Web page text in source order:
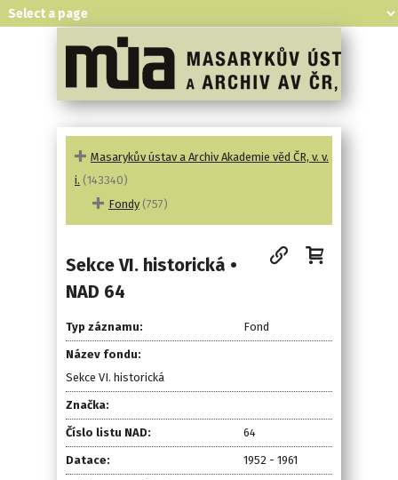
Masarykův ústav a Archiv Akademie věd ČR, v. v.
i. (143340)
Fondy (757)
Sekce VI. historická •
NAD 64
Typ záznamu: Fond
Název fondu:
Sekce VI. historická
Značka:
Číslo listu NAD: 64
Datace: 1952 - 1961